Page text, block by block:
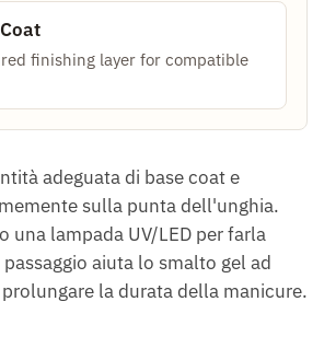
finishing layer for compatible
adeguata di base coat e
sulla punta dell'unghia.
una lampada UV/LED per farla
aiuta lo smalto gel ad
la durata della manicure.